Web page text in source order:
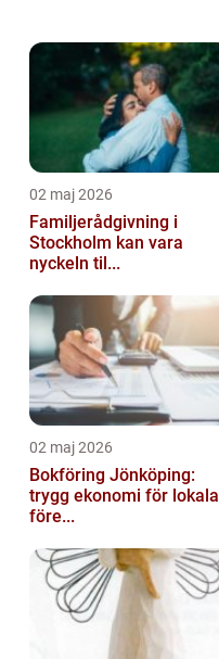
02 maj 2026
Familjerådgivning i
Stockholm kan vara
nyckeln til...
02 maj 2026
Bokföring Jönköping:
trygg ekonomi för lokala
före...